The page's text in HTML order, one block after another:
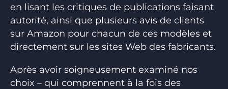
en lisant les critiques de publications faisant
autorité, ainsi que plusieurs avis de clients
sur Amazon pour chacun de ces modèles et
directement sur les sites Web des fabricants.
Après avoir soigneusement examiné nos
choix – qui comprennent à la fois des